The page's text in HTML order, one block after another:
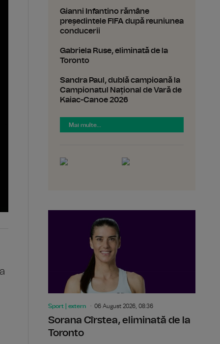
Gianni Infantino rămâne
președintele FIFA după reuniunea
conducerii
Gabriela Ruse, eliminată de la
Toronto
Sandra Paul, dublă campioană la
Campionatul Național de Vară de
Kaiac-Canoe 2026
Mai multe...
Sport | extern 06 August 2026, 08:36
Sorana Cîrstea, eliminată de la
Toronto